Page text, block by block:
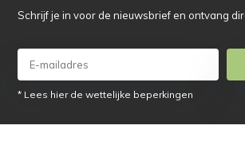
Schrijf je in voor de nieuwsbrief en ontvang
* Lees hier de wettelijke beperkingen